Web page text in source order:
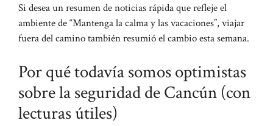
Si desea un resumen de noticias rápida que refleje el
ambiente de “Mantenga la calma y las vacaciones”, viajar
fuera del camino también resumió el cambio esta semana.
Por qué todavía somos optimistas
sobre la seguridad de Cancún (con
lecturas útiles)